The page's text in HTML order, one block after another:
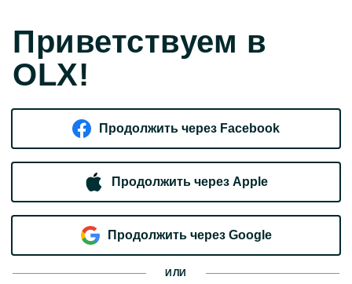
Приветствуем в
OLX!
Продолжить через Facebook
Продолжить через Apple
Продолжить через Google
ИЛИ